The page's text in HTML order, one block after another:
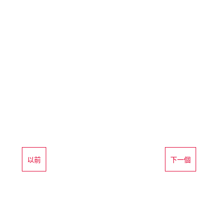
以前 下一個